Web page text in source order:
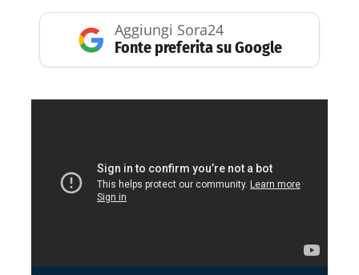
Aggiungi Sora24
Fonte preferita su Google